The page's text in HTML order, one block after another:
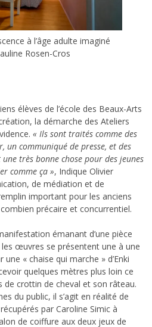
à l’âge adulte imaginé
Rosen-Cros
élèves de l’école des Beaux-Arts
la démarche des Ateliers
« Ils sont traités comme des
un communiqué de presse, et des
une très bonne chose pour des jeunes
comme ça », Indique Olivier
de médiation et de
important pour les anciens
précaire et concurrentiel.
émanant d’une pièce
œuvres se présentent une à une
« chaise qui marche » d’Enki
quelques mètres plus loin ce
de crottin de cheval et son râteau.
du public, il s’agit en réalité de
par Caroline Simic à
de coiffure aux deux jeux de